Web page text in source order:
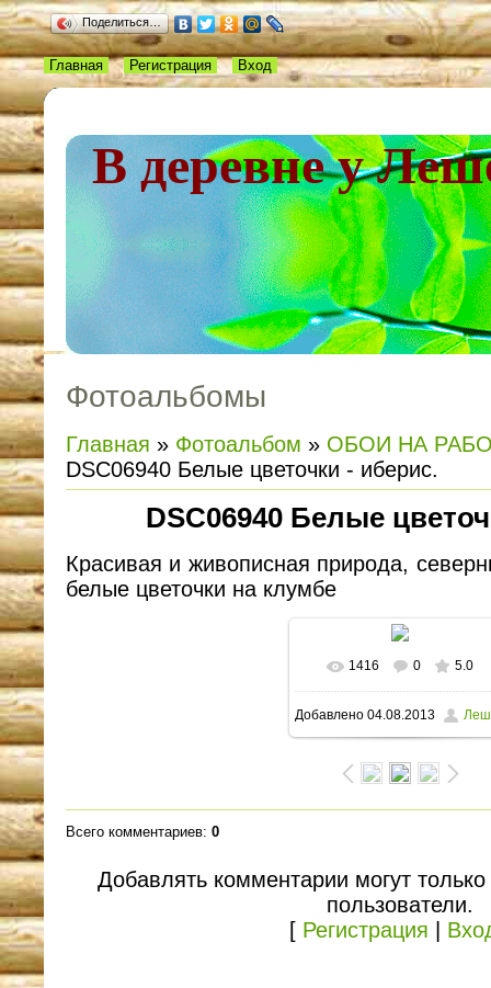
Поделиться…
В деревне у
Главная Регистрация Вход
Фотоальбомы
Главная » Фотоальбом » ОБОИ НА
DSC06940 Белые цветочки - иберис.
DSC06940 Белые
Красивая и живописная природа,
белые цветочки на клумбе
В реальном размере
1600x1090/ 139.7Kb
1416 0 5.0
Добавлено04.08.2013
Всего комментариев: 0
Добавлять комментарии могут
пользователи.
[ Регистрация